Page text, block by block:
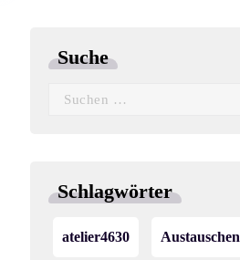
Suche
Suchen
Schlagwörter
atelier4630 Austauschen